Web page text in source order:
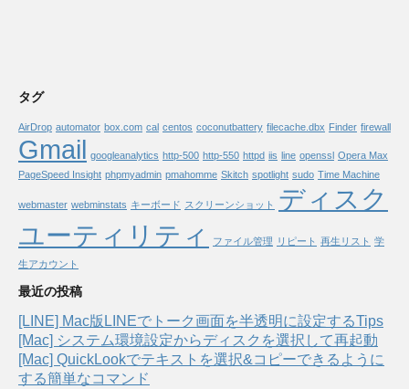
タグ
AirDrop automator box.com cal centos coconutbattery filecache.dbx Finder firewall
Gmail googleanalytics http-500 http-550 httpd iis line openssl Opera Max
PageSpeed Insight phpmyadmin pmahomme Skitch spotlight sudo Time Machine
webmaster webminstats キーボード スクリーンショット
ディスク
ユーティリティ
ファイル管理 リピート 再生リスト 学
生アカウント
最近の投稿
[LINE] Mac版LINEでトーク画面を半透明に設定するTips
[Mac] システム環境設定からディスクを選択して再起動
[Mac] QuickLookでテキストを選択&コピーできるように
する簡単なコマンド